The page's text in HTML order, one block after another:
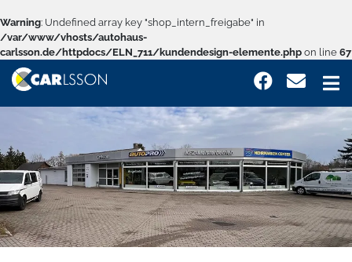
Warning: Undefined array key "shop_intern_freigabe" in
/var/www/vhosts/autohaus-
carlsson.de/httpdocs/ELN_711/kundendesign-elemente.php on line 67